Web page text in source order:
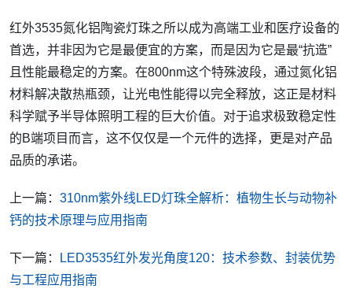
红外3535氮化铝陶瓷灯珠之所以成为高端工业和医疗设备的
首选，并非因为它是最便宜的方案，而是因为它是最“抗造”
且性能最稳定的方案。在800nm这个特殊波段，通过氮化铝
材料解决散热瓶颈，让光电性能得以完全释放，这正是材料
科学赋予半导体照明工程的巨大价值。对于追求极致稳定性
的B端项目而言，这不仅仅是一个元件的选择，更是对产品
品质的承诺。
上一篇： 310nm紫外线LED灯珠全解析：植物生长与动物补
钙的技术原理与应用指南
下一篇：
LED3535红外发光角度120：技术参数、封装优势
与工程应用指南